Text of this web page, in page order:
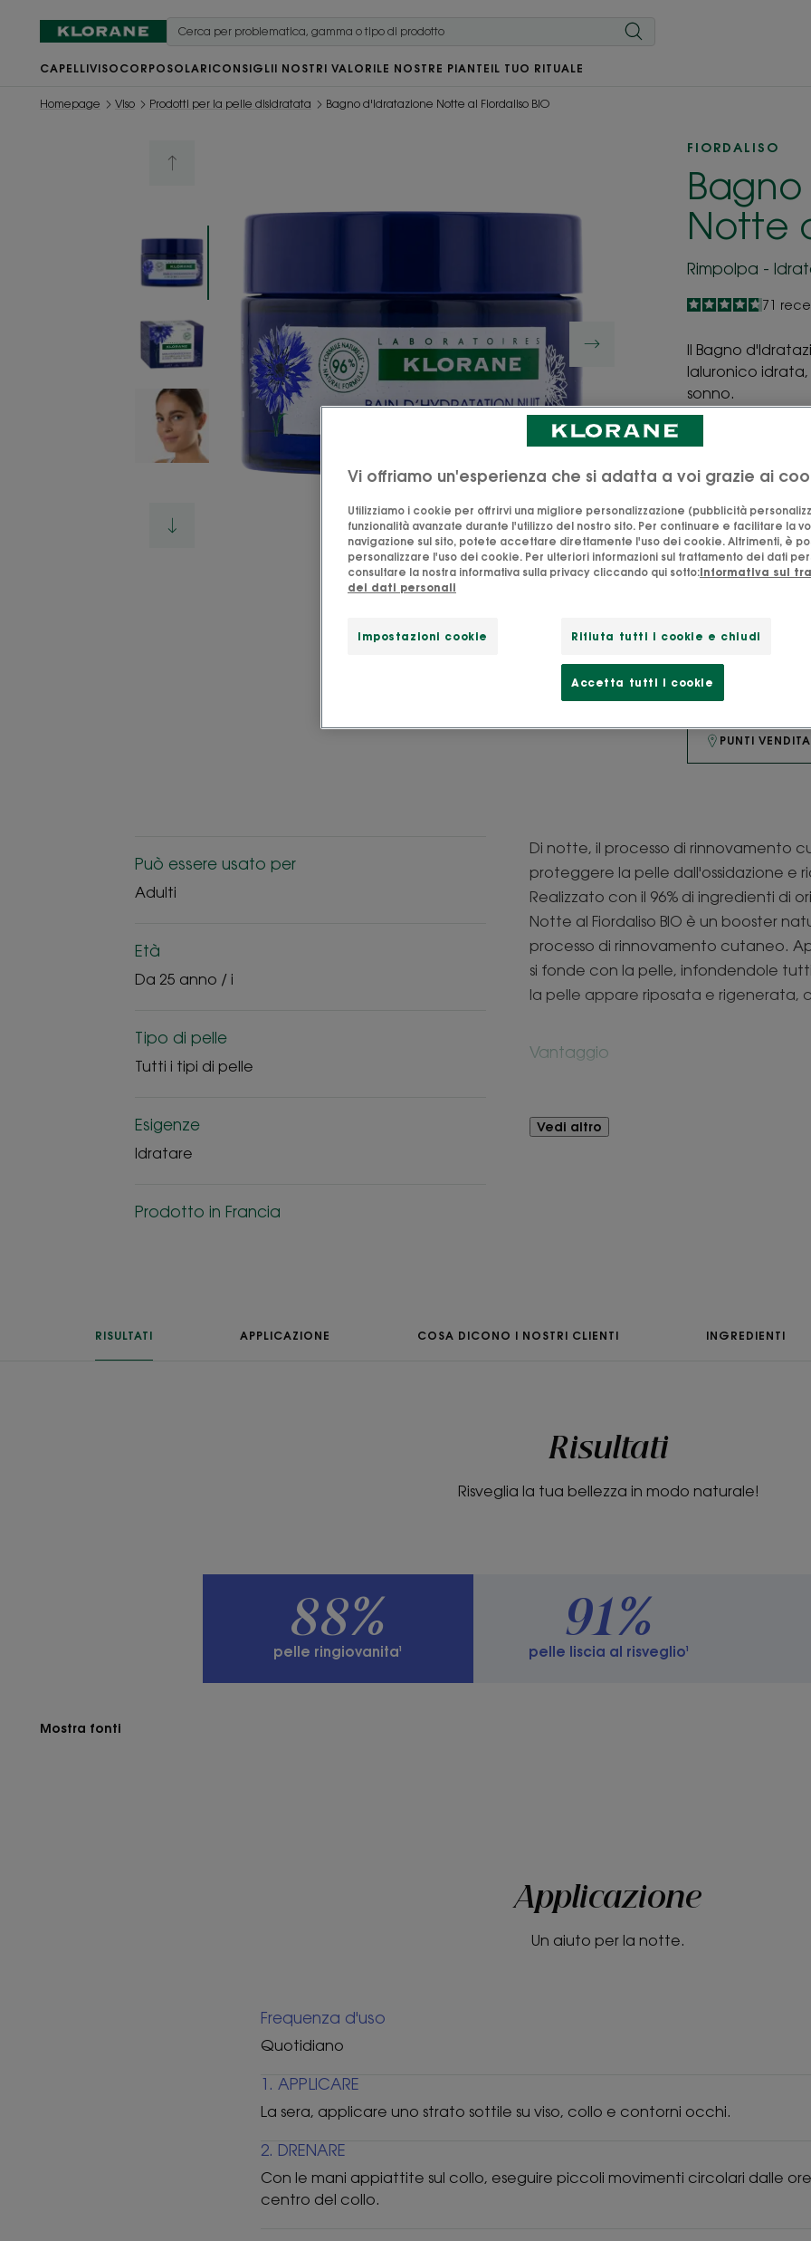
CAPELLIVISO CORPO SOLARICONSIGLII NOSTRI VALORILE NOSTRE PIANTE IL TUO RITUALE
Homepage Viso Prodotti per la pelle disidratata Bagno d'Idratazione Notte al Fiordaliso BIO
FIORDALISO
Notte
Rimpolpa -
4.7
/
5
71
Il Bagno
Ialuronico
sonno.
BIO
in Francia
Consistenza
Idratante,
PUNTI VENDITA
Può essere usato per
Adulti
Età
Da 25 anno / i
Tipo di pelle
Tutti i tipi di pelle
Esigenze
Idratare
Prodotto in Francia
Di notte, il processo di rinnovamento
proteggere la pelle dall'ossidazione e
Realizzato con il 96% di ingredienti di
Notte al Fiordaliso BIO è un booster
processo di rinnovamento cutaneo.
si fonde con la pelle, infondendole
la pelle appare riposata e rigenerata,
Vantaggio
maschera più spessa su viso e collo,
ringiovanita al risveglio.
sottile o come
Profumazione
Vedi altro
RISULTATI APPLICAZIONE COSA DICONO I NOSTRI CLIENTI INGREDIENTI
Risultati
Risveglia la tua bellezza in modo naturale!
88%
pelle ringiovanita¹
91%
pelle liscia al risveglio¹
Mostra fonti
Applicazione
Un aiuto per la notte.
Frequenza d'uso
Quotidiano
1. APPLICARE
La sera, applicare uno strato sottile su viso, collo e contorni occhi.
2. DRENARE
Con le mani appiattite sul collo, eseguire piccoli movimenti circolari dalle
centro del collo.
Vi offriamo un'esperienza che si adatta a voi grazie ai
Utilizziamo i cookie per offrirvi una migliore personalizzazione (pubblicità
funzionalità avanzate durante l'utilizzo del nostro sito. Per continuare e facilitare la
navigazione sul sito, potete accettare direttamente l'uso dei cookie. Altrimenti, è
personalizzare l'uso dei cookie. Per ulteriori informazioni sul trattamento dei dati
consultare la nostra informativa sulla privacy cliccando qui sotto:Informativa sul
dei dati personali
Impostazioni cookie Rifiuta tutti i cookie e chiudi
Accetta tutti i cookie